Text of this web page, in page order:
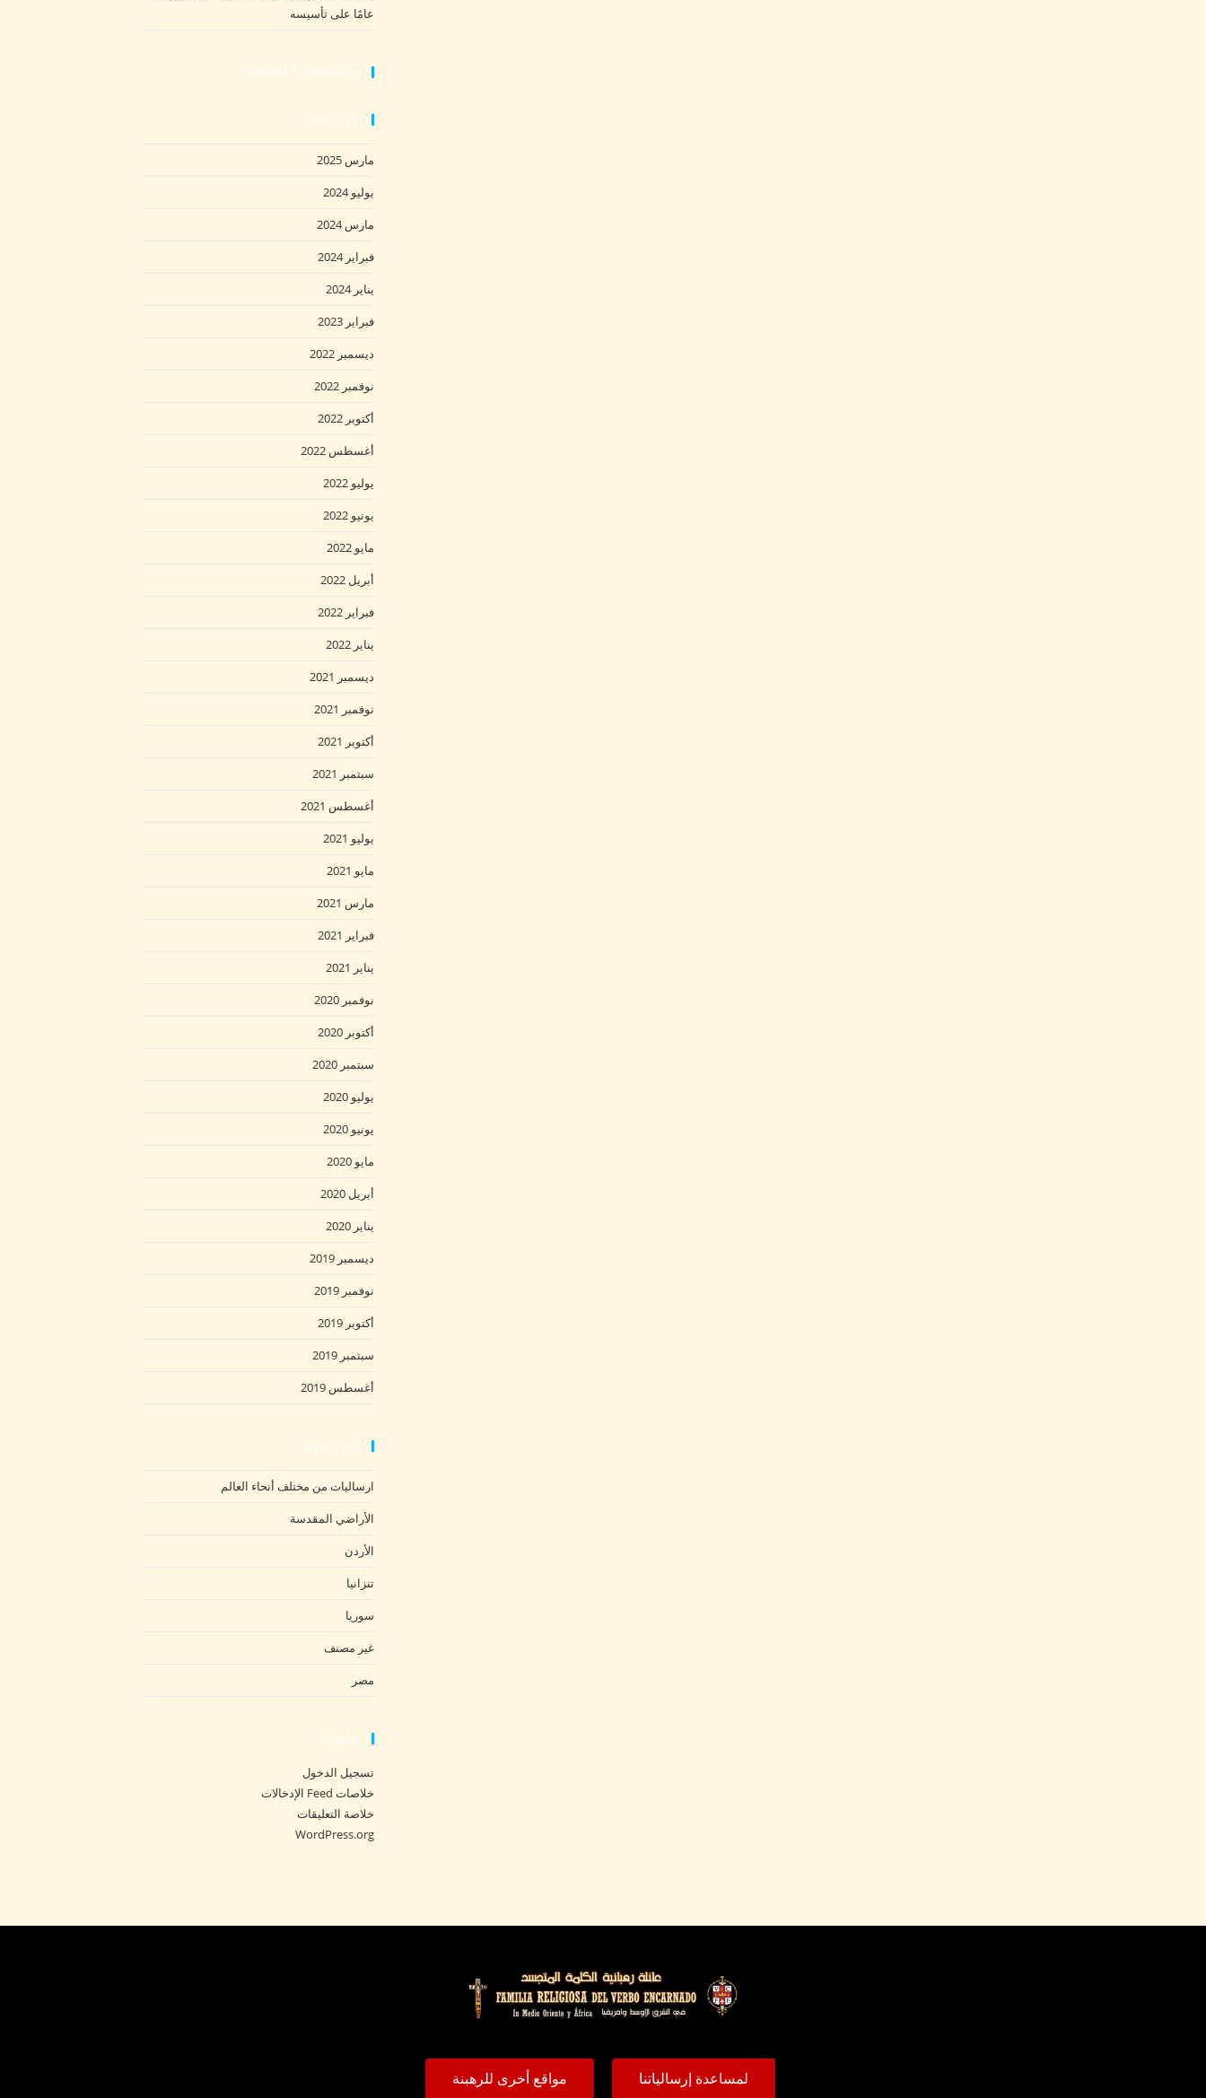
عامًا على تأسيسه
Recent Comments
Archives
مارس 2025
يوليو 2024
مارس 2024
فبراير 2024
يناير 2024
فبراير 2023
ديسمبر 2022
نوفمبر 2022
أكتوبر 2022
أغسطس 2022
يوليو 2022
يونيو 2022
مايو 2022
أبريل 2022
فبراير 2022
يناير 2022
ديسمبر 2021
نوفمبر 2021
أكتوبر 2021
سبتمبر 2021
أغسطس 2021
يوليو 2021
مايو 2021
مارس 2021
فبراير 2021
يناير 2021
نوفمبر 2020
أكتوبر 2020
سبتمبر 2020
يوليو 2020
يونيو 2020
مايو 2020
أبريل 2020
يناير 2020
ديسمبر 2019
نوفمبر 2019
أكتوبر 2019
سبتمبر 2019
أغسطس 2019
Categories
ارساليات من مختلف أنحاء العالم
الأراضي المقدسة
الأردن
تنزانيا
سوريا
غير مصنف
مصر
Meta
تسجيل الدخول
خلاصات Feed الإدخالات
خلاصة التعليقات
WordPress.org
لمساعدة إرسالياتنا مواقع أخرى للرهبنة